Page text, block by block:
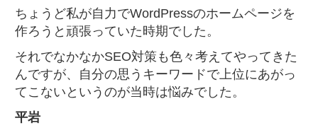
ちょうど私が自力でWordPressのホームページを
作ろうと頑張っていた時期でした。
それでなかなかSEO対策も色々考えてやってきた
んですが、自分の思うキーワードで上位にあがっ
てこないというのが当時は悩みでした。
平岩